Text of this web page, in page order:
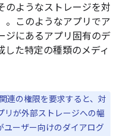
のようなストレージを対
。このようなアプリでア
ジにあるアプリ固有のデ
した特定の種類のメディ
連の権限を要求すると、対
リが外部ストレージへの幅
ユーザー向けのダイアログ